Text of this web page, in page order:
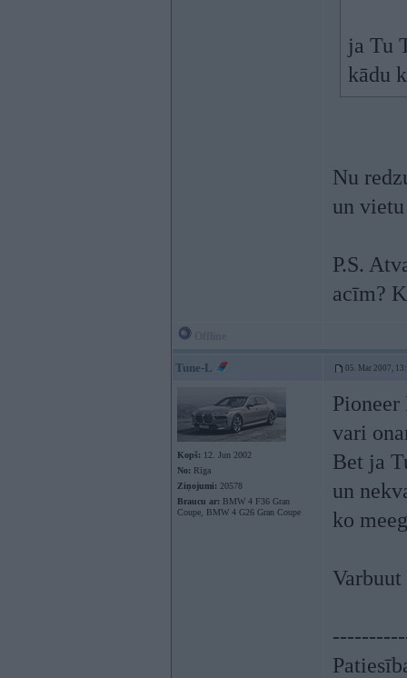
ja Tu
kādu
Nu
un
P.S.
acīm?
Tune-L 05. Mar 2007,
Kopš: 12. Jun 2002
No: Rīga
Ziņojumi: 20578
Braucu ar: BMW 4 F36 Gran
Coupe, BMW 4 G26 Gran Coupe
vari
Bet ja
un
ko